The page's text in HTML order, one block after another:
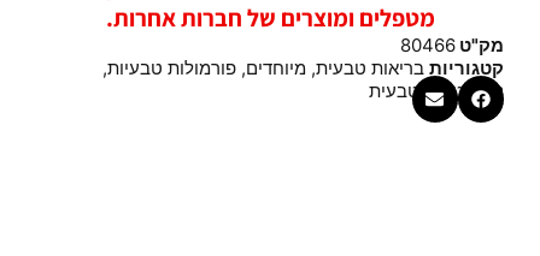
מטפלים ומוצרים של חברות אחרות.
מק"ט 80466
קטגוריות בריאות טבעית, מיוחדים, פורמולות טבעיות,
קוסמטיקה טבעית